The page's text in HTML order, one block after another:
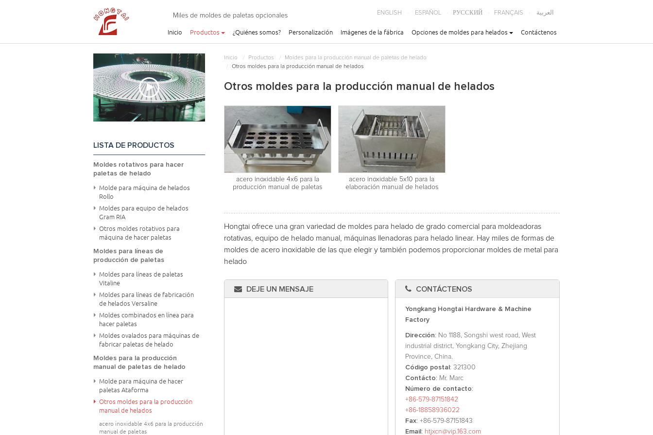
ENGLISH ESPAÑOL РУССКИЙ FRANÇAIS العربية Miles de moldes de paletas opcionales
Inicio Productos ¿Quiénes somos? Personalización Imágenes de la fábrica Opciones de moldes para helados Contáctenos
Inicio Productos
Moldes para la producción manual de paletas de helado
Otros moldes para la producción manual de helados
Otros moldes para la producción manual de helados
acero inoxidable 4x6 para la
producción manual de paletas
acero inoxidable 5x10 para la
elaboración manual de helados
Hongtai ofrece una gran variedad de moldes para helado de grado comercial para moldeadoras
rotativas, equipo de helado manual, máquinas llenadoras para helado linear. Hay miles de formas de
moldes de acero inoxidable de las que elegir y también podemos proporcionar moldes de metal para
helado
DEJE UN MENSAJE CONTÁCTENOS
Yongkang Hongtai Hardware & Machine
Factory
Dirección: No 1188, Songshi west road, West
industrial district, Yongkang City, Zhejiang
Province, China.
Código postal : 321300
Contácto: Mr. Marc
Número de contacto:
+86-579-87151842
+86-18858936022
Fax: +86-579-87151843
Email : htjxcn@vip.163.com
LISTA DE PRODUCTOS
Moldes rotativos para hacer
paletas de helado
Molde para máquina de helados
Rollo
Moldes para equipo de helados
Gram RIA
Otros moldes rotativos para
máquina de hacer paletas
Moldes para líneas de
producción de paletas
Moldes para líneas de paletas
Vitaline
Moldes para líneas de fabricación
de helados Versaline
Moldes combinados en línea para
hacer paletas
Moldes ovalados para máquinas de
fabricar paletas de helado
Moldes para la producción
manual de paletas de helado
Molde para máquina de hacer
paletas Ataforma
Otros moldes para la producción
manual de helados
acero inoxidable 4x6 para la producción
manual de paletas